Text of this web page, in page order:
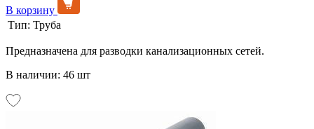
В корзину
Тип: Труба
Предназначена для разводки канализационных сетей.
В наличии: 46 шт